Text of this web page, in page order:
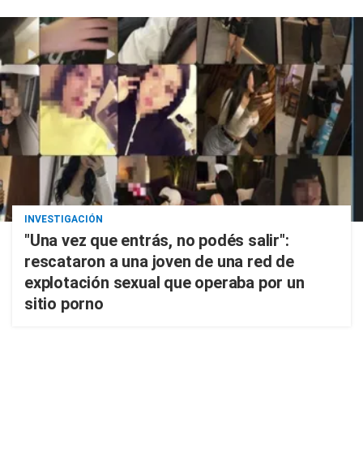
INVESTIGACIÓN
"Una vez que entrás, no podés salir":
rescataron a una joven de una red de
explotación sexual que operaba por un
sitio porno